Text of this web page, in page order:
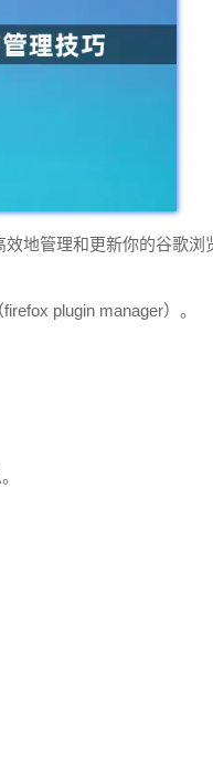
地管理和更新你的谷歌浏
plugin manager）。